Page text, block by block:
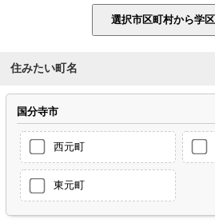
住みたい町名
国分寺市
西元町
東元町